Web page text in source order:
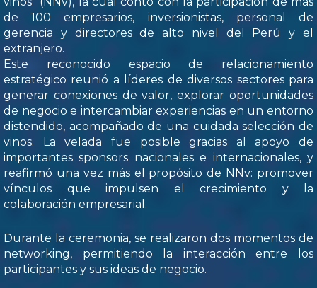
de 100 empresarios, inversionistas, personal de
gerencia y directores de alto nivel del Perú y el
extranjero.
Este reconocido espacio de relacionamiento
estratégico reunió a líderes de diversos sectores para
generar conexiones de valor, explorar oportunidades
de negocio e intercambiar experiencias en un entorno
distendido, acompañado de una cuidada selección de
vinos. La velada fue posible gracias al apoyo de
importantes sponsors nacionales e internacionales, y
reafirmó una vez más el propósito de NNv: promover
vínculos que impulsen el crecimiento y la
colaboración empresarial.
Durante la ceremonia, se realizaron dos momentos de
networking, permitiendo la interacción entre los
participantes y sus ideas de negocio.